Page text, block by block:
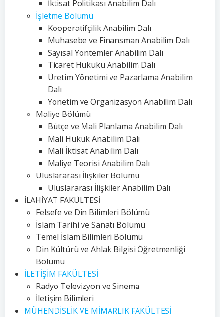
İktisat Politikası Anabilim Dalı
İşletme Bölümü
Kooperatifçilik Anabilim Dalı
Muhasebe ve Finansman Anabilim Dalı
Sayısal Yöntemler Anabilim Dalı
Ticaret Hukuku Anabilim Dalı
Üretim Yönetimi ve Pazarlama Anabilim
Dalı
Yönetim ve Organizasyon Anabilim Dalı
Maliye Bölümü
Bütçe ve Mali Planlama Anabilim Dalı
Mali Hukuk Anabilim Dalı
Mali İktisat Anabilim Dalı
Maliye Teorisi Anabilim Dalı
Uluslararası İlişkiler Bölümü
Uluslararası İlişkiler Anabilim Dalı
İLAHİYAT FAKÜLTESİ
Felsefe ve Din Bilimleri Bölümü
İslam Tarihi ve Sanatı Bölümü
Temel İslam Bilimleri Bölümü
Din Kültürü ve Ahlak Bilgisi Öğretmenliği
Bölümü
İLETİŞİM FAKÜLTESİ
Radyo Televizyon ve Sinema
İletişim Bilimleri
MÜHENDİSLİK VE MİMARLIK FAKÜLTESİ